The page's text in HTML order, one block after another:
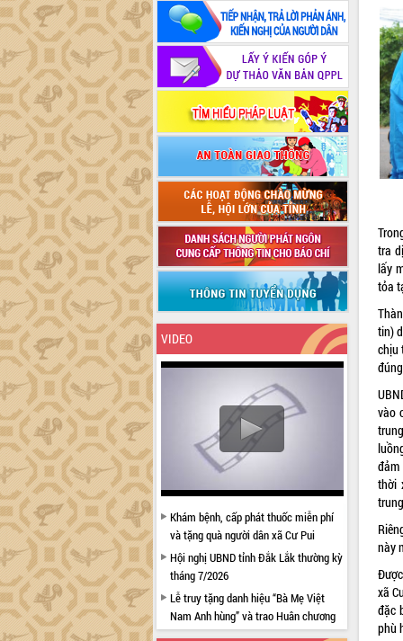
VIDEO
Khám bệnh, cấp phát thuốc miễn phí
và tặng quà người dân xã Cư Pui
Hội nghị UBND tỉnh Đắk Lắk thường kỳ
tháng 7/2026
Lễ truy tặng danh hiệu “Bà Mẹ Việt
Nam Anh hùng” và trao Huân chương
Lao động
tra
lấy
tỏa
tin)
chịu
vào
thời
này
xã
đặc
phù